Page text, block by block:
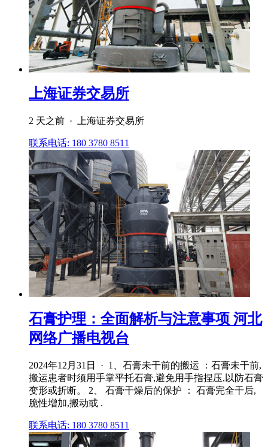
上海证券交易所
2 天之前 · 上海证券交易所
联系电话: 180 3780 8511
石膏护理：全面解析与注意事项 河北
网络广播电视台
2024年12月31日 · 1、石膏未干前的搬运 ：石膏未干前,
搬运患者时须用手掌平托石膏,避免用手指捏压,以防石膏
变形或折断。 2、 石膏干燥后的保护 ： 石膏完全干后,
脆性增加,搬动或 .
联系电话: 180 3780 8511